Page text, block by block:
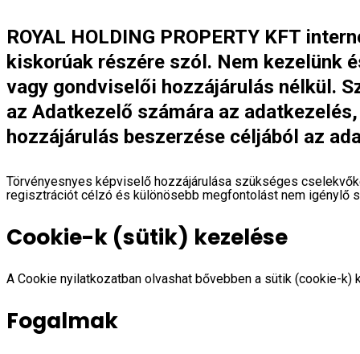
ROYAL HOLDING PROPERTY KFT
kiskorúak részére szól. Nem kezelünk
vagy gondviselői hozzájárulás nélkül.
az Adatkezelő számára az
hozzájárulás beszerzése céljából az
Törvényesnyes képviselő hozzájárulása szükséges
regisztrációt célzó és különösebb megfontolást nem igénylő
Cookie-k (sütik) kezelése
A Cookie nyilatkozatban olvashat bővebben a sütik (cookie-k)
Fogalmak